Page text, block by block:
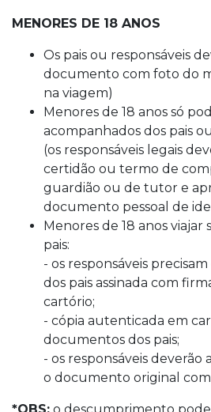
MENORES DE 18 ANOS
Os pais ou responsáveis
documento com foto do
na viagem)
Menores de 18 anos só
acompanhados dos pais
(os responsáveis legais
certidão ou termo de
guardião ou de tutor e
documento pessoal de
Menores de 18 anos viajar
pais:
- os responsáveis
dos pais assinada com
cartório;
- cópia autenticada em
documentos dos pais;
- os responsáveis
o documento original